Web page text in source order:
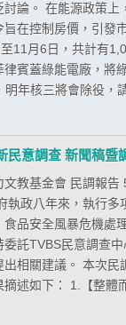
討論。 在能源政策
旨在控制房價，引發
11月6日，共計有
律賓蓋綠能電廠，將
年核三將會除役
民意調查 新聞稿暨
文教基金會 民調報
執政八年來，執行
食品安全風暴危機處
委託TVBS民意調查
出相關建議。 本次
摘述如下： 1.【整